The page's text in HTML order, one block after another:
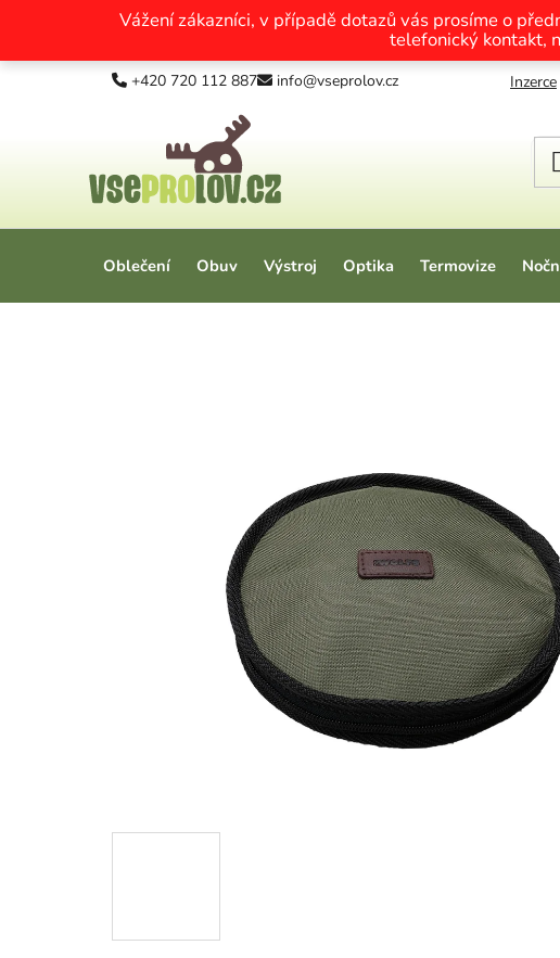
Přejít na obsah
Vážení zákazníci, v případě dotazů vás prosíme o
telefonický kontakt,
+420 720 112 887 info@vseprolov.cz Inzerce
Oblečení Obuv Výstroj Optika Termovize